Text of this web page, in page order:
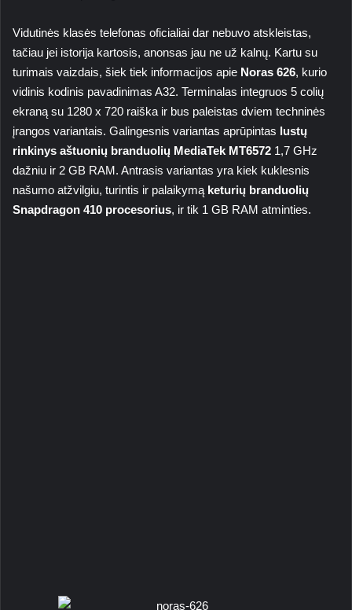
Vidutinės klasės telefonas oficialiai dar nebuvo atskleistas,
tačiau jei istorija kartosis, anonsas jau ne už kalnų. Kartu su
turimais vaizdais, šiek tiek informacijos apie Noras 626, kurio
vidinis kodinis pavadinimas A32. Terminalas integruos 5 colių
ekraną su 1280 x 720 raiška ir bus paleistas dviem techninės
įrangos variantais. Galingesnis variantas aprūpintas lustų
rinkinys aštuonių branduolių MediaTek MT6572 1,7 GHz
dažniu ir 2 GB RAM. Antrasis variantas yra kiek kuklesnis
našumo atžvilgiu, turintis ir palaikymą keturių branduolių
Snapdragon 410 procesorius, ir tik 1 GB RAM atminties.